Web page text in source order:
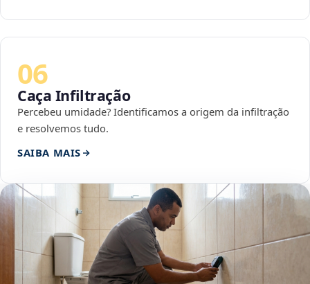
06
Caça Infiltração
Percebeu umidade? Identificamos a origem da infiltração
e resolvemos tudo.
SAIBA MAIS